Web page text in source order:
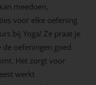
meedoen,
voor elke oefening
bij Yoga! Ze praat je
oefeningen goed
Het zorgt voor
werkt